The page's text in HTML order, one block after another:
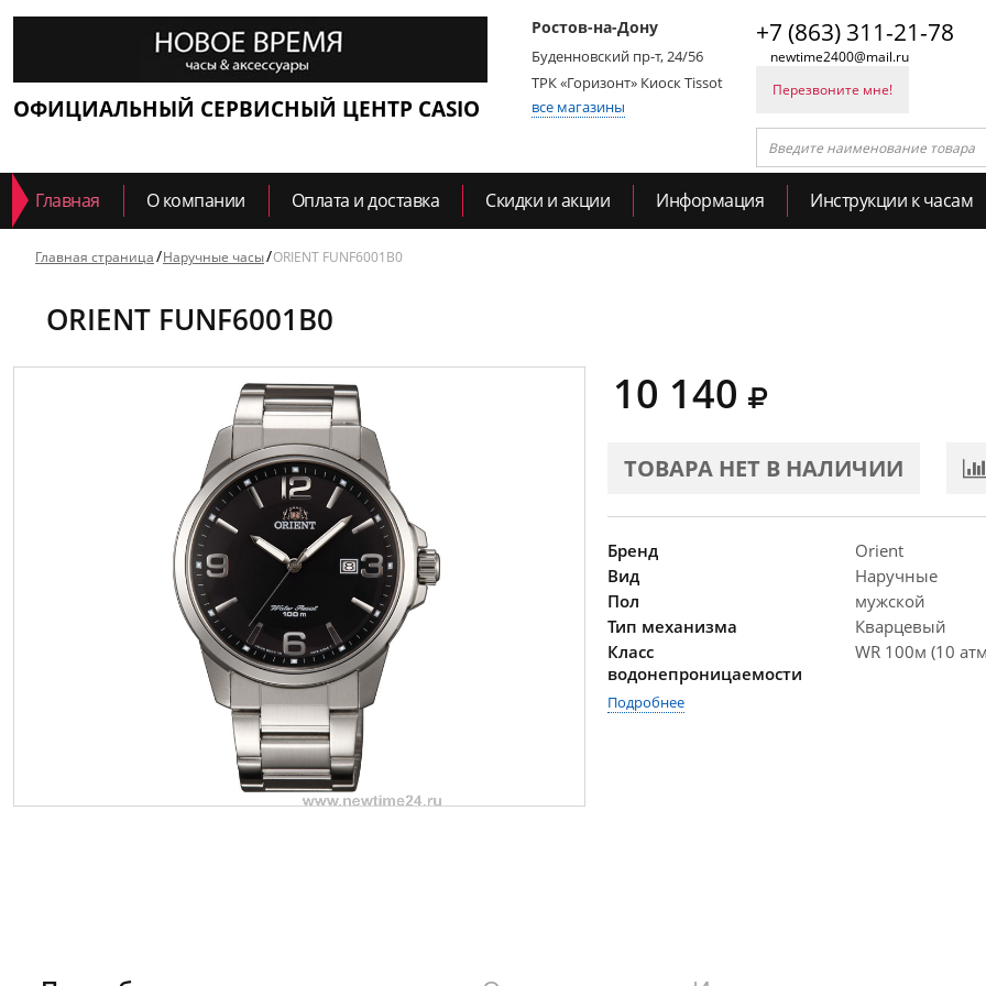
ОФИЦИАЛЬНЫЙ СЕРВИСНЫЙ ЦЕНТР CASIO
Ростов-на-Дону
Буденновский пр-т, 24/56
ТРК «Горизонт» Киоск Tissot
все магазины
+7 (863) 311-21-78
newtime2400@mail.ru
Перезвоните мне!
Главная О компании Оплата и доставка Скидки и акции Информация Инструкции к часам
Главная страница Наручные часы ORIENT FUNF6001B0
ORIENT FUNF6001B0
10 140
ТОВАРА НЕТ В НАЛИЧИИ
Бренд
Orient
Вид
Наручные
Пол
мужской
Тип механизма
Кварцевый
Класс
водонепроницаемости
WR 100м (10
Подробнее